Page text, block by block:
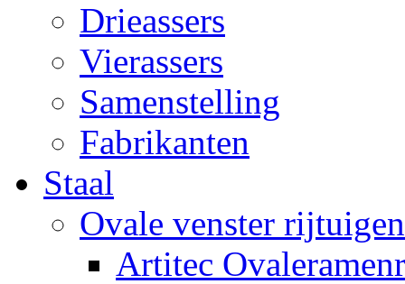
Drieassers
Vierassers
Samenstelling
Fabrikanten
Staal
Ovale venster rijtuigen
Artitec